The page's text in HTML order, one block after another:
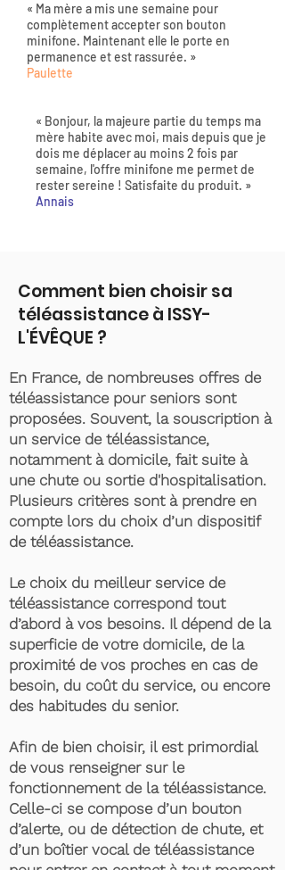
« Ma mère a mis une semaine pour
complètement accepter son bouton
minifone. Maintenant elle le porte en
permanence et est rassurée. »
Paulette
« Bonjour, la majeure partie du temps ma
mère habite avec moi, mais depuis que je
dois me déplacer au moins 2 fois par
semaine, l'offre minifone me permet de
rester sereine ! Satisfaite du produit. »
Annais
Comment bien choisir sa
téléassistance à ISSY-
L'ÉVÊQUE ?
En France, de nombreuses offres de
téléassistance pour seniors sont
proposées. Souvent, la souscription à
un service de téléassistance,
notamment à domicile, fait suite à
une chute ou sortie d'hospitalisation.
Plusieurs critères sont à prendre en
compte lors du choix d’un dispositif
de téléassistance.
Le choix du meilleur service de
téléassistance correspond tout
d’abord à vos besoins. Il dépend de la
superficie de votre domicile, de la
proximité de vos proches en cas de
besoin, du coût du service, ou encore
des habitudes du senior.
Afin de bien choisir, il est primordial
de vous renseigner sur le
fonctionnement de la téléassistance.
Celle-ci se compose d’un bouton
d’alerte, ou de détection de chute, et
d’un boîtier vocal de téléassistance